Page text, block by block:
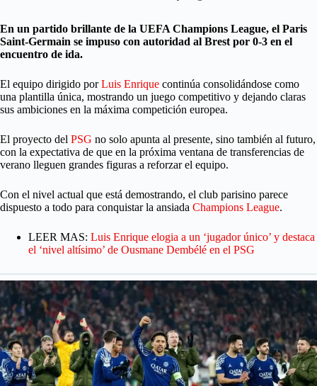
En un partido brillante de la UEFA Champions League, el Paris
Saint-Germain se impuso con autoridad al Brest por 0-3 en el
encuentro de ida.
El equipo dirigido porLuis Enrique continúa consolidándose como
una plantilla única, mostrando un juego competitivo y dejando claras
sus ambiciones en la máxima competición europea.
El proyecto del PSG no solo apunta al presente, sino también al futuro,
con la expectativa de que en la próxima ventana de transferencias de
verano lleguen grandes figuras a reforzar el equipo.
Con el nivel actual que está demostrando, el club parisino parece
dispuesto a todo para conquistar la ansiada Champions League.
LEER MAS: Luis Enrique elogia a un ‘jugador único’ y destaca
el ‘nivel altísimo’ de Ousmane Dembélé en el PSG